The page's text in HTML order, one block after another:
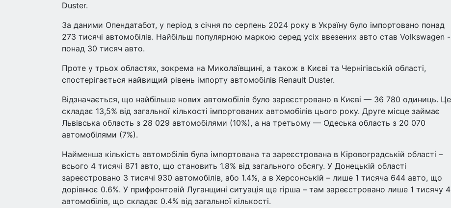
Duster.
За даними Опендатабот, у період з січня по серпень 2024 року в Україну було імпортовано понад
273 тисячі автомобілів. Найбільш популярною маркою серед усіх ввезених авто став Volkswagen
понад 30 тисяч авто.
Проте у трьох областях, зокрема на Миколаївщині, а також в Києві та Чернігівській області,
спостерігається найвищий рівень імпорту автомобілів Renault Duster.
Відзначається, що найбільше нових автомобілів було зареєстровано в Києві — 36 780 одиниць. Це
складає 13,5% від загальної кількості імпортованих автомобілів цього року. Друге місце займає
Львівська область з 28 029 автомобілями (10%), а на третьому — Одеська область з 20 070
автомобілями (7%).
Найменша кількість автомобілів була імпортована та зареєстрована в Кіровоградській області –
всього 4 тисячі 871 авто, що становить 1.8% від загального обсягу. У Донецькій області
зареєстровано 3 тисячі 930 автомобілів, або 1.4%, а в Херсонській – лише 1 тисяча 644 авто, що
дорівнює 0.6%. У прифронтовій Луганщині ситуація ще гірша – там зареєстровано лише 1 тисячу
автомобілів, що складає 0.4% від загальної кількості.